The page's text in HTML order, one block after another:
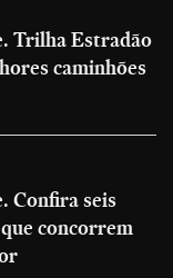
Trilha Estradão
caminhões
Confira seis
concorrem